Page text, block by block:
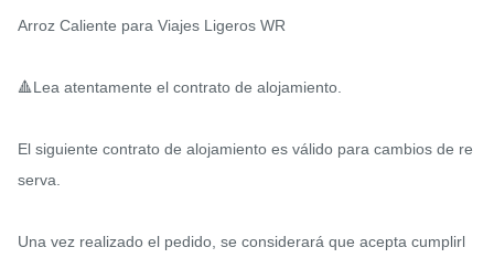
Arroz Caliente para Viajes Ligeros WR
🔺Lea atentamente el contrato de alojamiento.
El siguiente contrato de alojamiento es válido para cambios de re
serva.
Una vez realizado el pedido, se considerará que acepta cumplirl